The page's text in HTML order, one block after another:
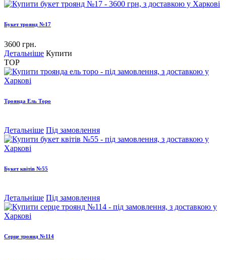
Букет троянд №17
3600 грн.
Детальніше Купити
TOP
Троянда Ель Торо
Детальніше Під замовлення
Букет квітів №55
Детальніше Під замовлення
Серце троянд №114